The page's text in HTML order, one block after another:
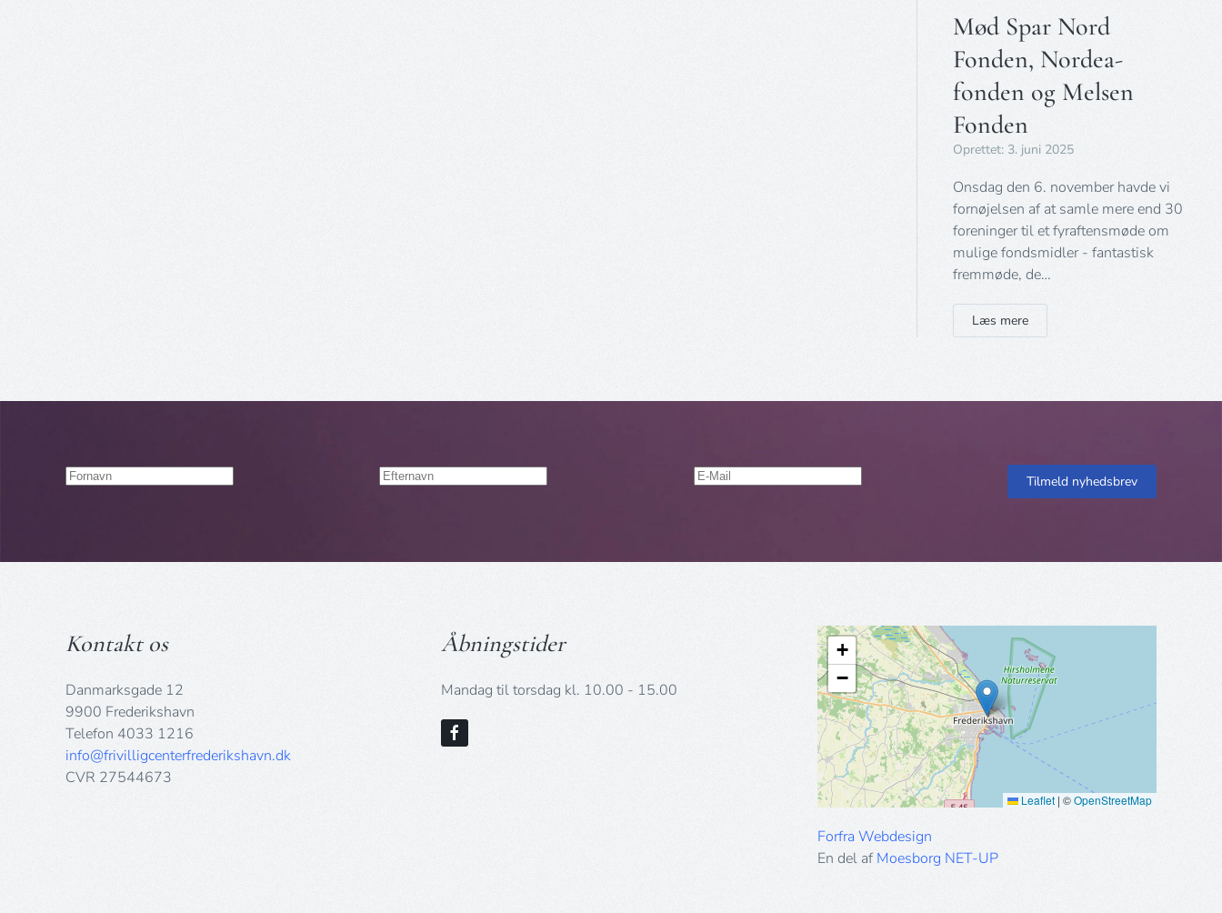
Mød Spar Nord
Fonden, Nordea-
fonden og Melsen
Fonden
Oprettet: 3. juni 2025
Onsdag den 6. november havde vi
fornøjelsen af at samle mere end 30
foreninger til et fyraftensmøde om
mulige fondsmidler - fantastisk
fremmøde, de…
Læs mere
Tilmeld nyhedsbrev
Kontakt os
Danmarksgade 12
9900 Frederikshavn
Telefon 4033 1216
info@frivilligcenterfrederikshavn.dk
CVR 27544673
Åbningstider
Mandag til torsdag kl. 10.00 - 15.00
+
−
Leaflet | ©OpenStreetMap
Forfra Webdesign
En del afMoesborg NET-UP